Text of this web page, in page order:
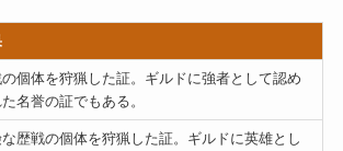
の個体を狩猟した証。ギルドに強者として認め
名誉の証でもある。
歴戦の個体を狩猟した証。ギルドに英雄とし